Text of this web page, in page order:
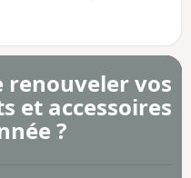
renouveler vos
et accessoires
?